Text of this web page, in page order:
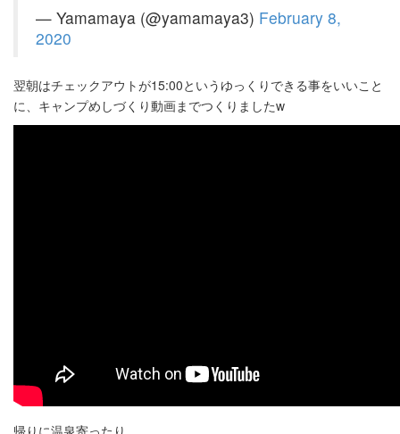
— Yamamaya (@yamamaya3) February 8,
2020
翌朝はチェックアウトが15:00というゆっくりできる事をいいこと
に、キャンプめしづくり動画までつくりましたw
帰りに温泉寄ったり